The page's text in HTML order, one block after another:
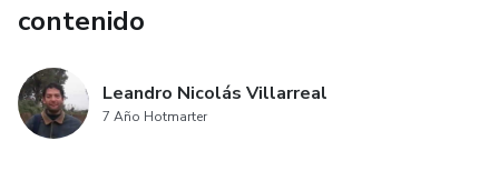
contenido
Leandro Nicolás Villarreal
7 Año Hotmarter